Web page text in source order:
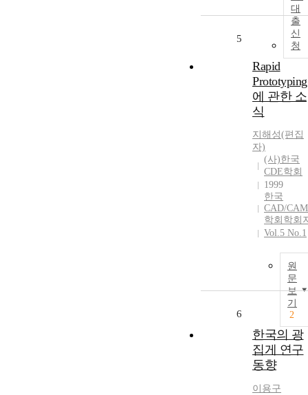
대
출
신
청
5
Rapid
Prototyping
에 관한 소
식
지해성(편집
자)
(사)한국
CDE학회
1999
한국
CAD/CAM
학회학회
Vol.5 No.1
원
문
보
기
2
6
한국의 광
집게 연구
동향
이용구